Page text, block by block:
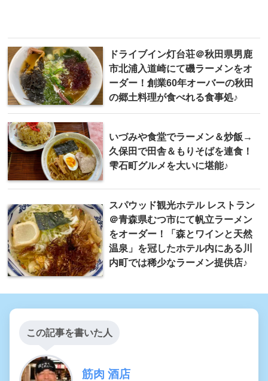
ドライブイン灯台荘＠秋田県男鹿
市北浦入道崎にて磯ラーメンをオ
ーダー！創業60年オーバーの秋田
の郷土料理が食べれる食事処♪
いづみや食堂でラーメン＆炒飯→
久保田で田舎＆もりそばを連食！
雫石町グルメを大いに堪能♪
スパウッド観光ホテル レストラン
＠青森県むつ市にて帆立ラーメン
をオーダー！「森とワインと天然
温泉」を冠したホテル内にある川
内町では稀少なラーメン提供店♪
この記事を書いた人
筋肉 酒店